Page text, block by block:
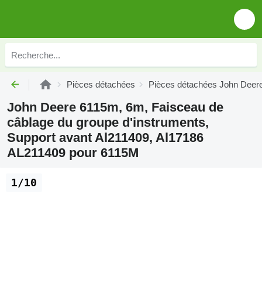
Pièces détachées Pièces détachées John
John Deere 6115m, 6m, Faisceau de
câblage du groupe d'instruments,
Support avant Al211409, Al17186
AL211409 pour 6115M
1/10